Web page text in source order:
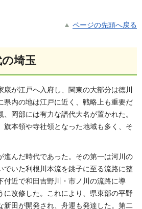
ページの先頭へ戻る
の埼玉
が江戸へ入府し、関東の大部分は徳川
県内の地は江戸に近く、戦略上も重要だ
岡部には有力な譜代大名が置かれた。
旗本領や寺社領となった地域も多く、そ
進んだ時代であった。その第一は河川の
でいた利根川本流を銚子に至る流路に整
付近で和田吉野川・市ノ川の流路に導
に改修した。これにより、県東部の平野
新田が開発され、舟運も発達した。第二